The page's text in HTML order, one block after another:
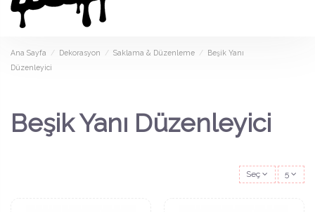
Ana Sayfa Dekorasyon Saklama & Düzenleme
Beşik Yanı
Düzenleyici
Beşik Yanı Düzenleyici
Seç 5